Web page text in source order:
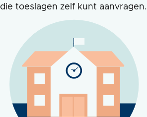
die toeslagen zelf kunt aanvragen.